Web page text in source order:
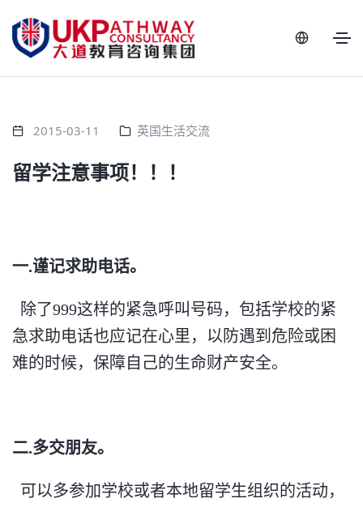
2015-03-11 英国生活交流
留学注意事项！！！
一.谨记求助电话。
除了999这样的紧急呼叫号码，包括学校的紧
急求助电话也应记在心里，以防遇到危险或困
难的时候，保障自己的生命财产安全。
二.多交朋友。
可以多参加学校或者本地留学生组织的活动，